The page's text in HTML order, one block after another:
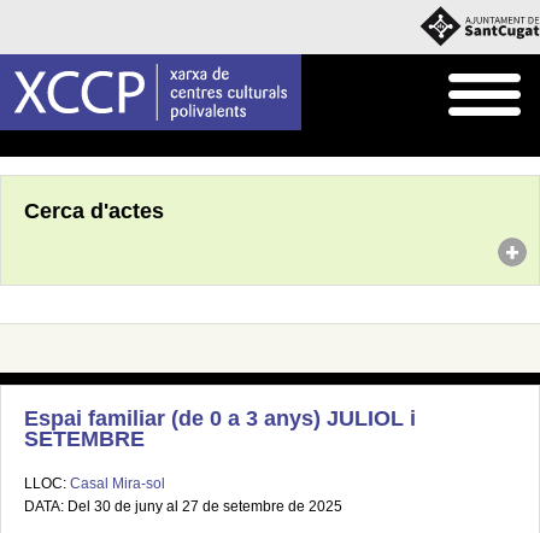
Cerca d'actes
Espai familiar (de 0 a 3 anys) JULIOL i
SETEMBRE
LLOC: Casal Mira-sol
DATA: Del 30 de juny al 27 de setembre de 2025